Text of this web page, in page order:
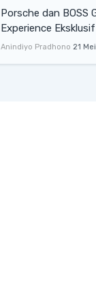
Porsche dan BOSS
Experience
Senayan, Hadirkan
Anindiyo Pradhono 21